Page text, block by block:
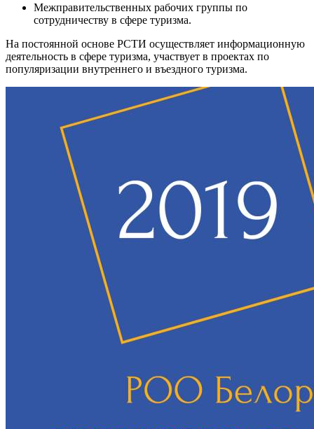
Межправительственных рабочих группы по
сотрудничеству в сфере туризма.
На постоянной основе РСТИ осуществляет информационную
деятельность в сфере туризма, участвует в проектах по
популяризации внутреннего и въездного туризма.